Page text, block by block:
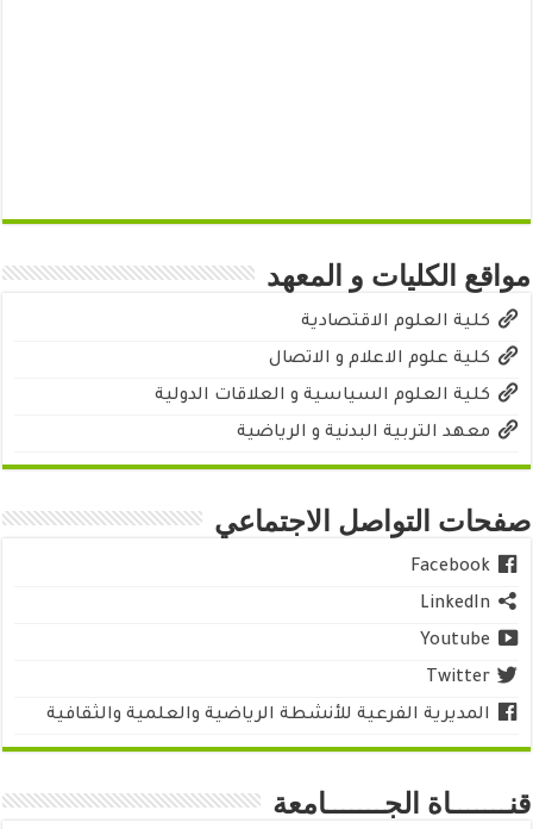
مواقع الكليات و المعهد
كلية العلوم الاقتصادية
كلية علوم الاعلام و الاتصال
كلية العلوم السياسية و العلاقات الدولية
معهد التربية البدنية و الرياضية
صفحات التواصل الاجتماعي
Facebook
LinkedIn
Youtube
Twitter
المديرية الفرعية للأنشطة الرياضية والعلمية والثقافية
قنـــــــاة الجـــــــامعة